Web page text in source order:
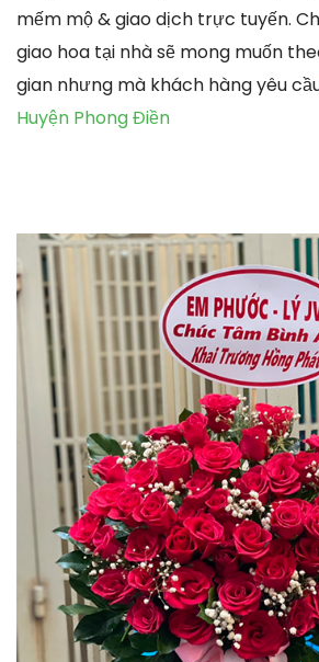
mếm mộ & giao dịch trực tuyến.
giao hoa tại nhà sẽ mong muốn
gian nhưng mà khách hàng yêu
Huyện Phong Điền